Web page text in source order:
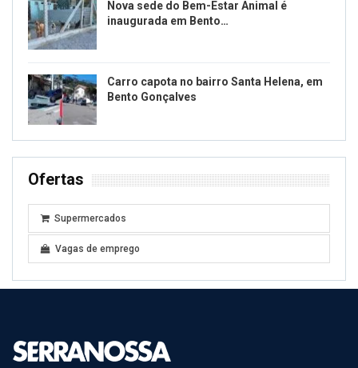
Nova sede do Bem-Estar Animal é
inaugurada em Bento…
Carro capota no bairro Santa Helena, em
Bento Gonçalves
Ofertas
Supermercados
Vagas de emprego